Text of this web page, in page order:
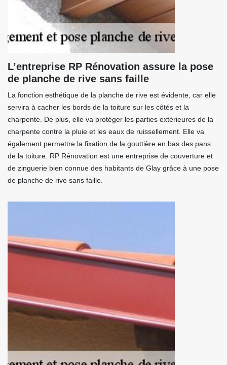
L’entreprise RP Rénovation assure la pose
de planche de rive sans faille
La fonction esthétique de la planche de rive est évidente, car elle
servira à cacher les bords de la toiture sur les côtés et la
charpente. De plus, elle va protéger les parties extérieures de la
charpente contre la pluie et les eaux de ruissellement. Elle va
également permettre la fixation de la gouttière en bas des pans
de la toiture. RP Rénovation est une entreprise de couverture et
de zinguerie bien connue des habitants de Glay grâce à une pose
de planche de rive sans faille.